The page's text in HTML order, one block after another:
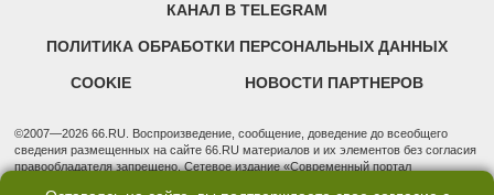
КАНАЛ В TELEGRAM
ПОЛИТИКА ОБРАБОТКИ ПЕРСОНАЛЬНЫХ ДАННЫХ
COOKIE НОВОСТИ ПАРТНЕРОВ
©2007—2026 66.RU. Воспроизведение, сообщение, доведение до всеобщего
сведения размещенных на сайте 66.RU материалов и их элементов без согласия
правообладателя запрещено. Сетевое издание «Современный портал